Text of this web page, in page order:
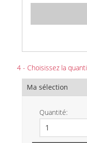
4 - Choisissez la
Ma sélection
Quantité: